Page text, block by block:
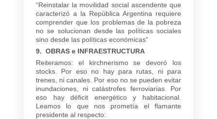
“Reinstalar la movilidad social ascendente que
caracterizó a la República Argentina requiere
comprender que los problemas de la pobreza
no se solucionan desde las políticas sociales
sino desde las políticas económicas”
9. OBRAS e INFRAESTRUCTURA
Reiteramos: el kirchnerismo se devoró los
stocks. Por eso no hay para rutas, ni para
trenes, ni canales. Por eso no se pueden evitar
inundaciones, ni catástrofes ferroviarias. Por
eso hay déficit energético y habitacional.
Leamos lo que nos prometía el flamante
presidente al respecto: